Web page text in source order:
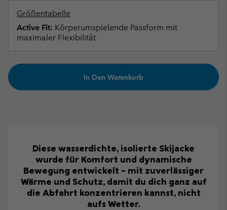
Größentabelle
Active Fit: Körperumspielende Passform mit
maximaler Flexibilität
In Den Warenkorb
Diese wasserdichte, isolierte Skijacke
wurde für Komfort und dynamische
Bewegung entwickelt – mit zuverlässiger
Wärme und Schutz, damit du dich ganz auf
die Abfahrt konzentrieren kannst, nicht
aufs Wetter.